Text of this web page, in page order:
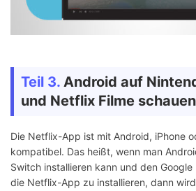
Teil 3. Android auf
und Netflix Filme schauen
Die Netflix-App ist mit Android, iPhone
kompatibel. Das heißt, wenn man
Switch installieren kann und den
die Netflix-App zu installieren, dann